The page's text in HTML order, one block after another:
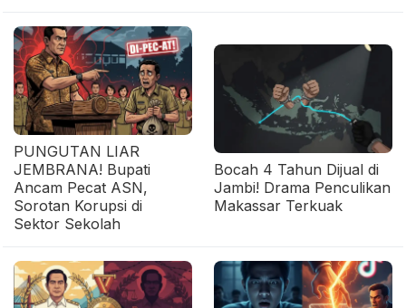
PUNGUTAN LIAR
JEMBRANA! Bupati
Ancam Pecat ASN,
Sorotan Korupsi di
Sektor Sekolah
Bocah 4 Tahun Dijual di
Jambi! Drama Penculikan
Makassar Terkuak